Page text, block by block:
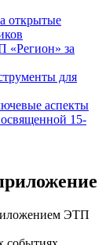
открытые
за
для
аспекты
15-
ЭТП